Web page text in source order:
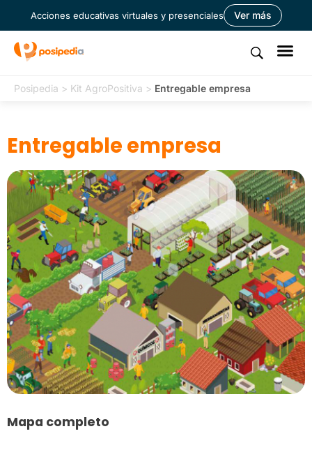
Acciones educativas virtuales y presenciales Ver más
Posipedia > Kit AgroPositiva > Entregable empresa
Entregable empresa
Mapa completo